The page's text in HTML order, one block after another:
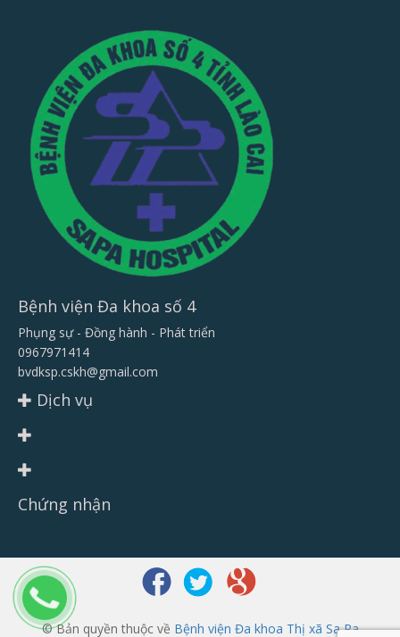
Bệnh viện Đa khoa số 4
Phụng sự - Đồng hành - Phát triển
0967971414
bvdksp.cskh@gmail.com
Dịch vụ
Chứng nhận
© Bản quyền thuộc về Bệnh viện Đa khoa Thị xã Sa Pa